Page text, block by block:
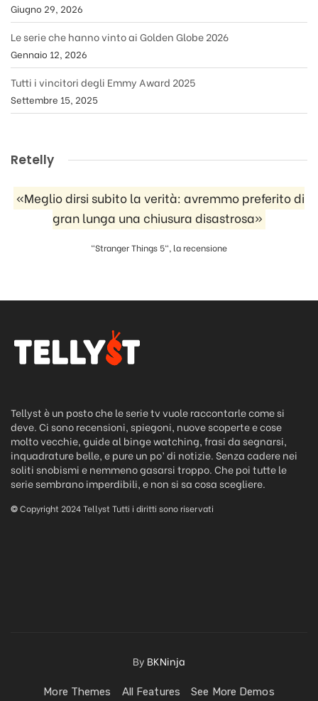
Giugno 29, 2026
Le serie che hanno vinto ai Golden Globe 2026
Gennaio 12, 2026
Tutti i vincitori degli Emmy Award 2025
Settembre 15, 2025
Retelly
«Meglio dirsi subito la verità: avremmo preferito di
gran lunga una chiusura disastrosa»
"Stranger Things 5", la recensione
Tellyst è un posto che le serie tv vuole raccontarle come si
deve. Ci sono recensioni, spiegoni, nuove scoperte e cose
molto vecchie, guide al binge watching, frasi da segnarsi,
inquadrature belle, e pure un po’ di notizie. Senza cadere nei
soliti snobismi e nemmeno gasarsi troppo. Che poi tutte le
serie sembrano imperdibili, e non si sa cosa scegliere.
©Copyright 2024 Tellyst Tutti i diritti sono riservati
By BKNinja
More Themes All Features See More Demos